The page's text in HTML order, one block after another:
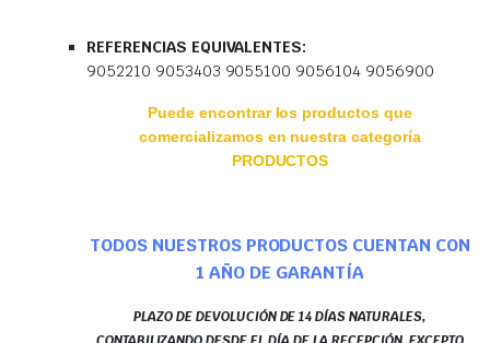
REFERENCIAS EQUIVALENTES:
9052210 9053403 9055100 9056104 9056900
Puede encontrar los productos que
comercializamos en nuestra categoría
PRODUCTOS
TODOS NUESTROS PRODUCTOS CUENTAN CON
1 AÑO DE GARANTÍA
PLAZO DE DEVOLUCIÓN DE 14 DÍAS NATURALES,